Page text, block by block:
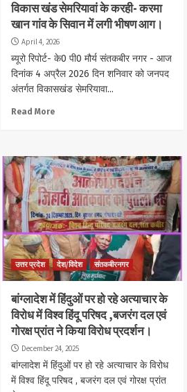
विकास खंड सेमरियावां के करही- करमा
खान गांव के सिवान में लगी भीषण आग।
April 4, 2026
ब्यूरो रिपोर्ट- के0 पी0 मौर्य संतकबीर नगर - आज
दिनांक 4 अप्रैल 2026 दिन शनिवार को जनपद
अंतर्गत विकासखंड सेमरियावा...
Read More
उत्तर प्रदेश देश/विदेश संतकबीरनगर
बांग्लादेश में हिंदुओं पर हो रहे अत्याचार के
विरोध में विश्व हिंदू परिषद ,बजरंग दल एवं
गोरक्ष प्रांत ने किया विरोध प्रदर्शन।
December 24, 2025
बांग्लादेश में हिंदुओं पर हो रहे अत्याचार के विरोध
में विश्व हिंदू परिषद , बजरंग दल एवं गोरक्ष प्रांत